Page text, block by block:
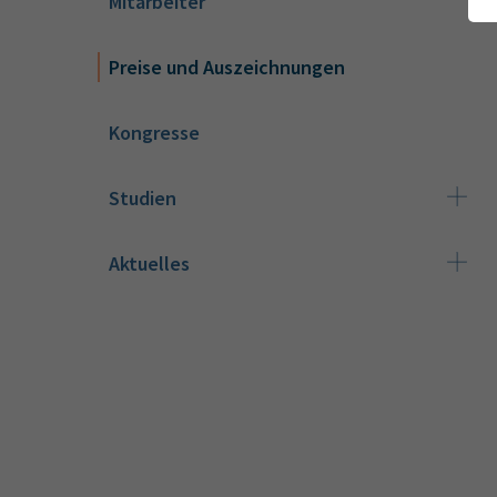
Preise und Auszeichnungen
Kongresse
Studien
Aktuelles